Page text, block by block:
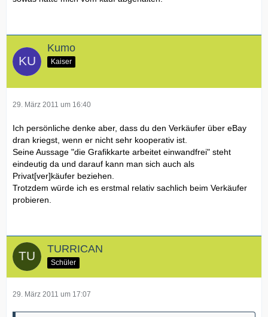
Kumo
Kaiser
29. März 2011 um 16:40
Ich persönliche denke aber, dass du den Verkäufer über eBay
dran kriegst, wenn er nicht sehr kooperativ ist.
Seine Aussage "die Grafikkarte arbeitet einwandfrei" steht
eindeutig da und darauf kann man sich auch als
Privat[ver]käufer beziehen.
Trotzdem würde ich es erstmal relativ sachlich beim Verkäufer
probieren.
TURRICAN
Schüler
29. März 2011 um 17:07